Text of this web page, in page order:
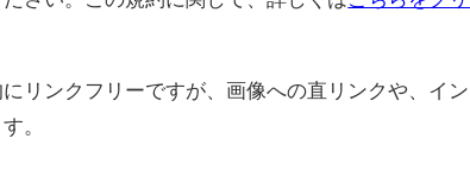
リンクフリーですが、画像への直リンクや、イ
。